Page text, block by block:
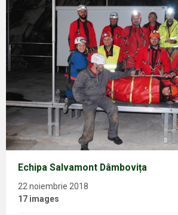
Echipa Salvamont Dâmbovița
22 noiembrie 2018
17 images